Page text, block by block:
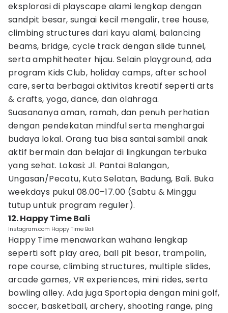
eksplorasi di playscape alami lengkap dengan
sandpit besar, sungai kecil mengalir, tree house,
climbing structures dari kayu alami, balancing
beams, bridge, cycle track dengan slide tunnel,
serta amphitheater hijau. Selain playground, ada
program Kids Club, holiday camps, after school
care, serta berbagai aktivitas kreatif seperti arts
& crafts, yoga, dance, dan olahraga.
Suasananya aman, ramah, dan penuh perhatian
dengan pendekatan mindful serta menghargai
budaya lokal. Orang tua bisa santai sambil anak
aktif bermain dan belajar di lingkungan terbuka
yang sehat. Lokasi: Jl. Pantai Balangan,
Ungasan/Pecatu, Kuta Selatan, Badung, Bali. Buka
weekdays pukul 08.00–17.00 (Sabtu & Minggu
tutup untuk program reguler).
12. Happy Time Bali
Instagram.com Happy Time Bali
Happy Time menawarkan wahana lengkap
seperti soft play area, ball pit besar, trampolin,
rope course, climbing structures, multiple slides,
arcade games, VR experiences, mini rides, serta
bowling alley. Ada juga Sportopia dengan mini golf,
soccer, basketball, archery, shooting range, ping